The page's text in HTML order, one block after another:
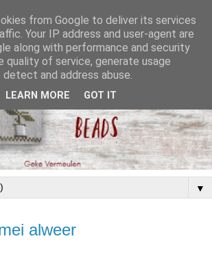
▼
alweer
from Google to deliver its services
Your IP address and user-agent are
along with performance and security
quality of service, generate usage
and address abuse.
LEARN MORE GOT IT